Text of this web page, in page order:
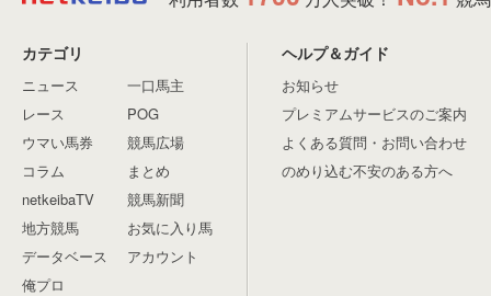
カテゴリ
ニュース
レース
ウマい馬券
コラム
netkeibaTV
地方競馬
データベース
俺プロ
一口馬主
POG
競馬広場
まとめ
競馬新聞
お気に入り馬
アカウント
ヘルプ＆ガイド
お知らせ
プレミアムサービスのご案内
よくある質問・お問い合わせ
のめり込む不安のある方へ